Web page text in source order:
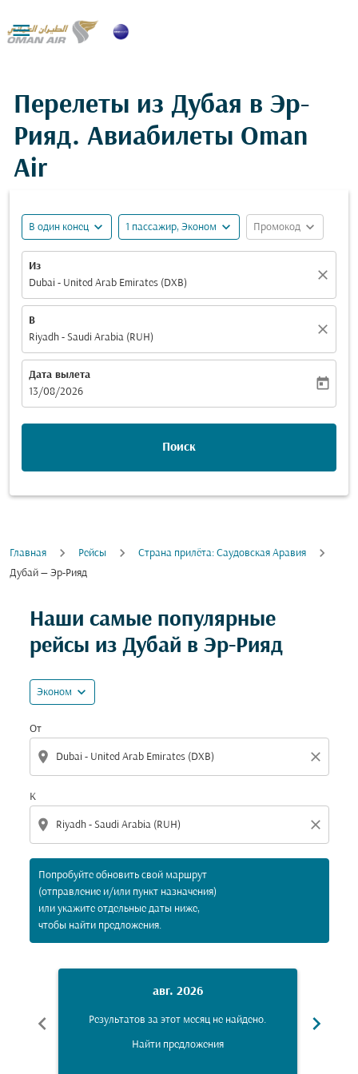

Перелеты из Дубая в Эр-
Рияд. Авиабилеты Oman
Air
В один конец expand_more 1 пассажир, Эконом expand_more Промокод expand_more
Из
Dubai - United Arab Emirates (DXB)
close
В
Riyadh - Saudi Arabia (RUH)
close
Дата вылета
fc-booking-departure-date-aria-label
13/08/2026
today
Поиск
Главная Рейсы
Cтрана прилёта: Саудовская Аравия
Дубай — Эр-Рияд
Наши самые популярные
рейсы из Дубай в Эр-Рияд
Эконом expand_more
От
location_on close
К
location_on close
Попробуйте обновить свой маршрут
(отправление и/или пункт назначения)
или укажите отдельные даты ниже,
чтобы найти предложения.
Попробуйте обновить свой маршрут
chevron_left
авг. 2026
Результатов за этот месяц не найдено.
Найти предложения
chevron_right